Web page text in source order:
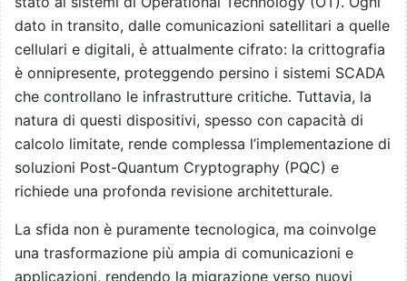
dato in transito, dalle comunicazioni satellitari a quelle
cellulari e digitali, è attualmente cifrato: la crittografia
è onnipresente, proteggendo persino i sistemi SCADA
che controllano le infrastrutture critiche. Tuttavia, la
natura di questi dispositivi, spesso con capacità di
calcolo limitate, rende complessa l’implementazione di
soluzioni Post-Quantum Cryptography (PQC) e
richiede una profonda revisione architetturale.
La sfida non è puramente tecnologica, ma coinvolge
una trasformazione più ampia di comunicazioni e
applicazioni, rendendo la migrazione verso nuovi